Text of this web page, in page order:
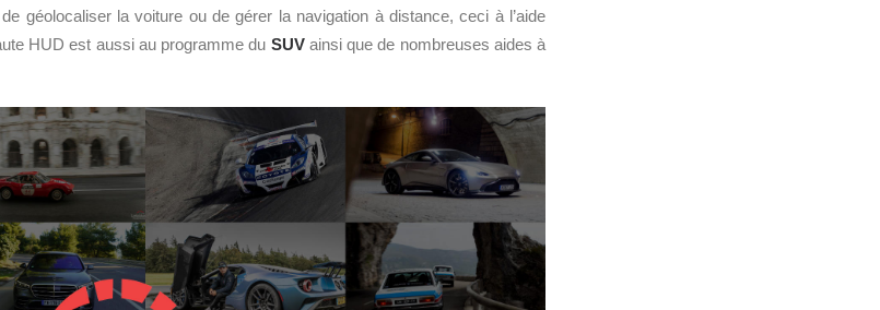
géolocaliser la voiture ou de gérer la navigation à distance, ceci à l’aide
HUD est aussi au programme du SUVainsi que de nombreuses aides à